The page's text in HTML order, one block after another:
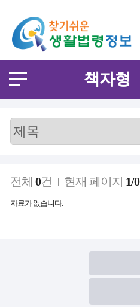
책자형
전체 0건 현재 페이지 1/0
자료가 없습니다.